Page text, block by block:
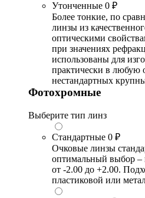
Утонченные 0 ₽
Более тонкие, по
линзы из
оптическими
при значениях
использованы для
практически в любую
нестандартных
Фотохромные
Выберите тип линз
Стандартные 0 ₽
Очковые линзы
оптимальный выбор –
от -2.00 до +2.00.
пластиковой или